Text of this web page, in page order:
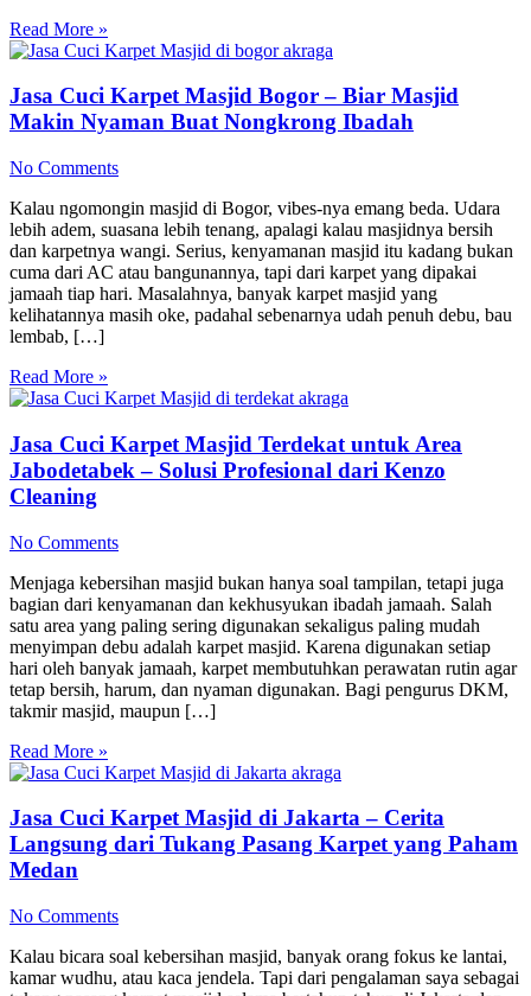
Read More »
Jasa Cuci Karpet Masjid Bogor – Biar Masjid
Makin Nyaman Buat Nongkrong Ibadah
No Comments
Kalau ngomongin masjid di Bogor, vibes-nya emang beda. Udara
lebih adem, suasana lebih tenang, apalagi kalau masjidnya bersih
dan karpetnya wangi. Serius, kenyamanan masjid itu kadang bukan
cuma dari AC atau bangunannya, tapi dari karpet yang dipakai
jamaah tiap hari. Masalahnya, banyak karpet masjid yang
kelihatannya masih oke, padahal sebenarnya udah penuh debu, bau
lembab, […]
Read More »
Jasa Cuci Karpet Masjid Terdekat untuk Area
Jabodetabek – Solusi Profesional dari Kenzo
Cleaning
No Comments
Menjaga kebersihan masjid bukan hanya soal tampilan, tetapi juga
bagian dari kenyamanan dan kekhusyukan ibadah jamaah. Salah
satu area yang paling sering digunakan sekaligus paling mudah
menyimpan debu adalah karpet masjid. Karena digunakan setiap
hari oleh banyak jamaah, karpet membutuhkan perawatan rutin agar
tetap bersih, harum, dan nyaman digunakan. Bagi pengurus DKM,
takmir masjid, maupun […]
Read More »
Jasa Cuci Karpet Masjid di Jakarta – Cerita
Langsung dari Tukang Pasang Karpet yang Paham
Medan
No Comments
Kalau bicara soal kebersihan masjid, banyak orang fokus ke lantai,
kamar wudhu, atau kaca jendela. Tapi dari pengalaman saya sebagai